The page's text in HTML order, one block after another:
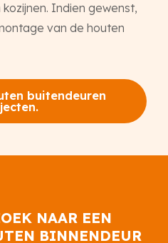
Indien gewenst,
van de houten
buitendeuren
NAAR EEN
BINNENDEUR